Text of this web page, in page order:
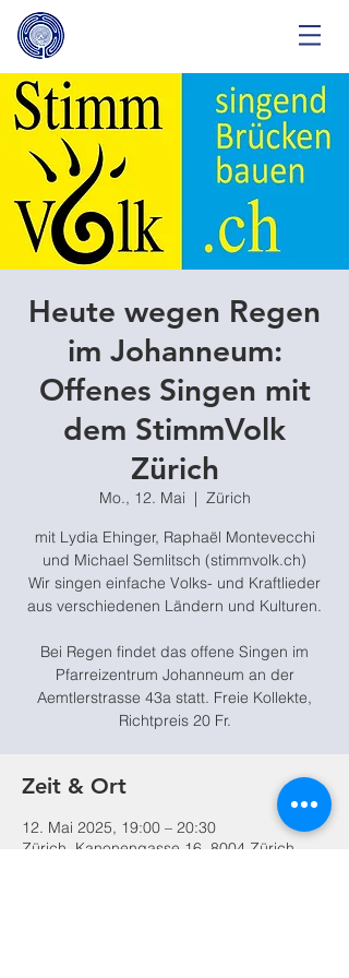
Heute wegen Regen
im Johanneum:
Offenes Singen mit
dem StimmVolk
Zürich
Mo., 12. Mai
  |
Zürich
mit Lydia Ehinger, Raphaël Montevecchi
und Michael Semlitsch (stimmvolk.ch)
Wir singen einfache Volks- und Kraftlieder
aus verschiedenen Ländern und Kulturen.
Bei Regen findet das offene Singen im
Pfarreizentrum Johanneum an der
Aemtlerstrasse 43a statt. Freie Kollekte,
Richtpreis 20 Fr.
Zeit & Ort
12. Mai 2025, 19:00 – 20:30
Zürich, Kanonengasse 16, 8004 Zürich,